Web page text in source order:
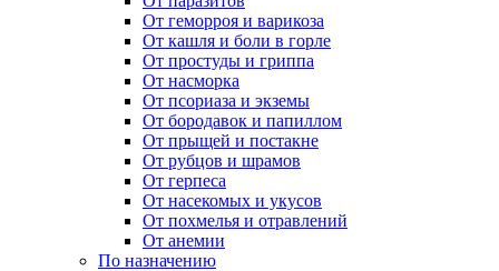
Oт геморроя и варикоза
От кашля и боли в горле
От простуды и гриппа
От насморка
Oт псориаза и экземы
От бородавок и папиллом
От прыщей и постакне
От рубцов и шрамов
От герпеса
От насекомых и укусов
От похмелья и отравлений
От анемии
По назначению